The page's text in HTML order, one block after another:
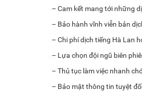
– Cam kết mang tới những
– Bảo hành vĩnh viễn bản
– Chi phí dịch tiếng Hà Lan
– Lựa chọn đội ngũ biên
– Thủ tục làm việc nhanh
– Bảo mật thông tin tuyệt